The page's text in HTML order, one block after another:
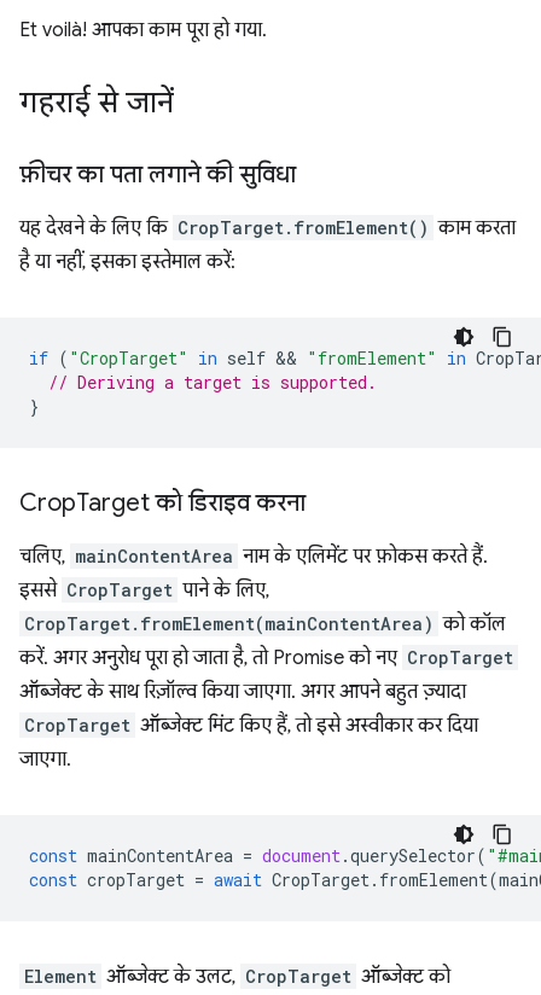
Et voilà! आपका काम पूरा हो गया.
गहराई से जानें
फ़ीचर का पता लगाने की सुविधा
यह देखने के लिए कि CropTarget.fromElement() काम करता
है या नहीं, इसका इस्तेमाल करें:
if ( "CropTarget" in self && "fromElement" in
// Deriving a target is supported.
}
CropTarget को डिराइव करना
चलिए, mainContentArea नाम के एलिमेंट पर फ़ोकस करते हैं.
इससे CropTarget पाने के लिए,
CropTarget.fromElement(mainContentArea) को कॉल
करें. अगर अनुरोध पूरा हो जाता है, तो Promise को नए CropTarget
ऑब्जेक्ट के साथ रिज़ॉल्व किया जाएगा. अगर आपने बहुत ज़्यादा
CropTarget ऑब्जेक्ट मिंट किए हैं, तो इसे अस्वीकार कर दिया
जाएगा.
const mainContentArea = document .querySelector(
const cropTarget = await CropTarget . fromElement(
Element ऑब्जेक्ट के उलट, CropTarget ऑब्जेक्ट को